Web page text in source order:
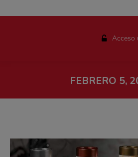
Acceso
FEBRERO 5,